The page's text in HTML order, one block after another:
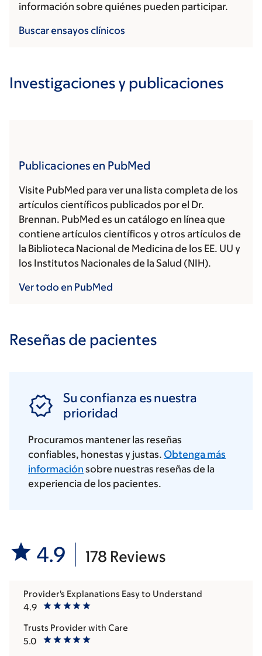
información sobre quiénes pueden participar.
Buscar ensayos clínicos
Investigaciones y publicaciones
Publicaciones en PubMed
Visite PubMed para ver una lista completa de los
artículos científicos publicados por el Dr.
Brennan. PubMed es un catálogo en línea que
contiene artículos científicos y otros artículos de
la Biblioteca Nacional de Medicina de los EE. UU y
los Institutos Nacionales de la Salud (NIH).
Ver todo en PubMed
Reseñas de pacientes
Su confianza es nuestra
prioridad
Procuramos mantener las reseñas
confiables, honestas y justas. Obtenga más
información sobre nuestras reseñas de la
experiencia de los pacientes.
4.9 178 Reviews
4.9
Provider's Explanations Easy to Understand
5.0
Trusts Provider with Care